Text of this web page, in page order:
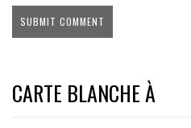
CARTE BLANCHE À